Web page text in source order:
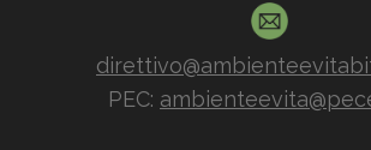
PEC: